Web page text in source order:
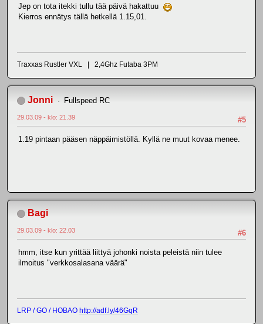
Jep on tota itekki tullu tää päivä hakattuu
Kierros ennätys tällä hetkellä 1.15,01.
Traxxas Rustler VXL | 2,4Ghz Futaba 3PM
Jonni Fullspeed RC
#5
29.03.09 - klo: 21.39
1.19 pintaan pääsen näppäimistöllä. Kyllä ne muut kovaa menee.
Bagi
#6
29.03.09 - klo: 22.03
hmm, itse kun yrittää liittyä johonki noista peleistä niin tulee
ilmoitus "verkkosalasana väärä"
LRP / GO / HOBAO http://adf.ly/46GqR